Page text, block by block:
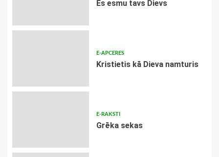
Es esmu tavs Dievs
E-APCERES
Kristietis kā Dieva namturis
E-RAKSTI
Grēka sekas